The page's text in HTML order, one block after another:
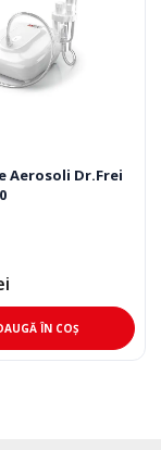
Aerosoli Dr.Frei
ÎN COȘ